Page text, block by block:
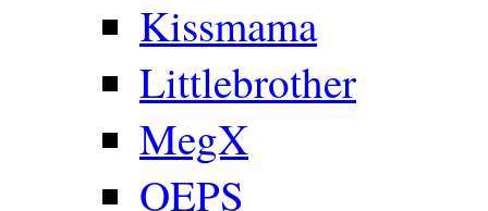
Kissmama
Littlebrother
MegX
OEPS